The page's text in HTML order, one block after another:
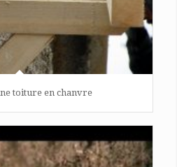
toiture en chanvre